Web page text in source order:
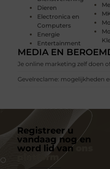
Dieren
Electronica en
Computers
Energie
Entertainment
MEDIA EN
Je online marketing zelf doen
Gevelreclame: mogelijkheden
Registreer u
vandaag nog en
word lid van
platform